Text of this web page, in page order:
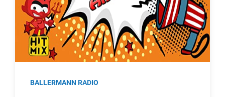
BALLERMANN RADIO